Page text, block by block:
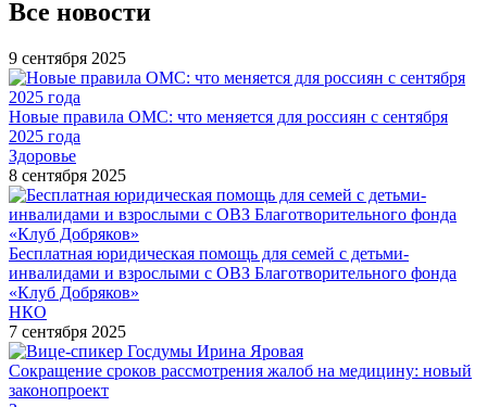
Все новости
9 сентября 2025
Новые правила ОМС: что меняется для россиян с сентября
2025 года
Здоровье
8 сентября 2025
Бесплатная юридическая помощь для семей с детьми-
инвалидами и взрослыми с ОВЗ Благотворительного фонда
«Клуб Добряков»
НКО
7 сентября 2025
Сокращение сроков рассмотрения жалоб на медицину: новый
законопроект